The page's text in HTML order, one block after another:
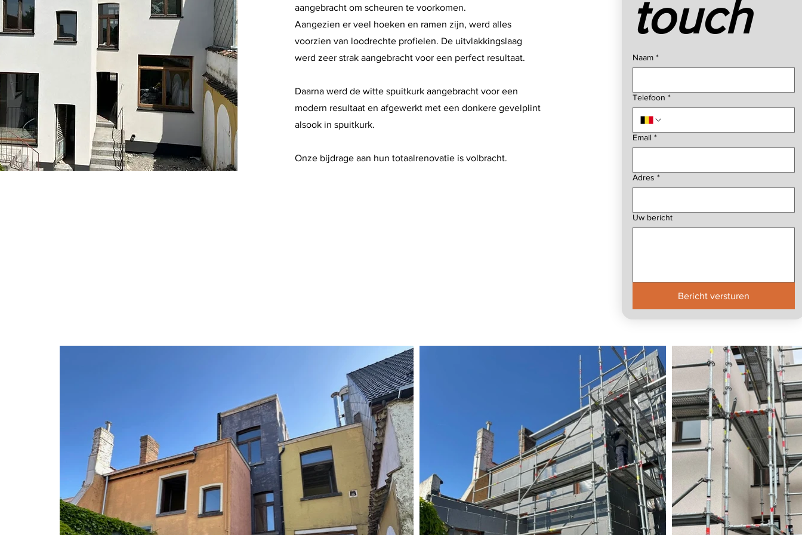
aangebracht om scheuren te voorkomen.
Aangezien er veel hoeken en ramen zijn, werd alles
voorzien van loodrechte profielen. De uitvlakkingslaag
werd zeer strak aangebracht voor een perfect resultaat.
Daarna werd de witte spuitkurk aangebracht voor een
modern resultaat en afgewerkt met een donkere gevelplint
alsook in spuitkurk.
Onze bijdrage aan hun totaalrenovatie is volbracht.
touch
Naam *
Telefoon *
Email *
Adres *
Uw bericht
Bericht versturen